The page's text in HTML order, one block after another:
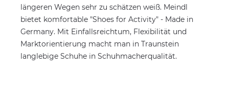
längeren Wegen sehr zu schätzen weiß. Meindl
bietet komfortable "Shoes for Activity" - Made in
Germany. Mit Einfallsreichtum, Flexibilität und
Marktorientierung macht man in Traunstein
langlebige Schuhe in Schuhmacherqualität.